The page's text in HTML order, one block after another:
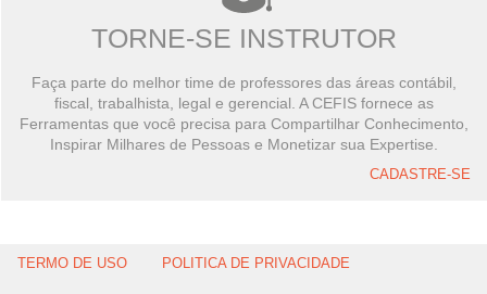
TORNE-SE INSTRUTOR
Faça parte do melhor time de professores das áreas contábil,
fiscal, trabalhista, legal e gerencial. A CEFIS fornece as
Ferramentas que você precisa para Compartilhar Conhecimento,
Inspirar Milhares de Pessoas e Monetizar sua Expertise.
CADASTRE-SE
TERMO DE USO POLITICA DE PRIVACIDADE